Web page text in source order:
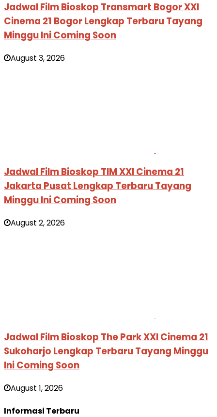
Jadwal Film Bioskop Transmart Bogor XXI
Cinema 21 Bogor Lengkap Terbaru Tayang
Minggu Ini Coming Soon
August 3, 2026
Jadwal Film Bioskop TIM XXI Cinema 21
Jakarta Pusat Lengkap Terbaru Tayang
Minggu Ini Coming Soon
August 2, 2026
Jadwal Film Bioskop The Park XXI Cinema 21
Sukoharjo Lengkap Terbaru Tayang Minggu
Ini Coming Soon
August 1, 2026
Informasi Terbaru